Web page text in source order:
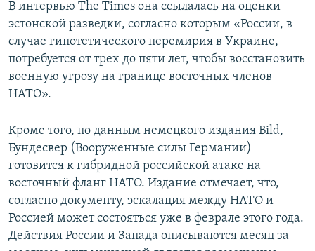
В интервью The Times она ссылалась на оценки
эстонской разведки, согласно которым «России, в
случае гипотетического перемирия в Украине,
потребуется от трех до пяти лет, чтобы восстановить
военную угрозу на границе восточных членов
НАТО».
Кроме того, по данным немецкого издания Bild,
Бундесвер (Вооруженные силы Германии)
готовится к гибридной российской атаке на
восточный фланг НАТО. Издание отмечает, что,
согласно документу, эскалация между НАТО и
Россией может состояться уже в феврале этого года.
Действия России и Запада описываются месяц за